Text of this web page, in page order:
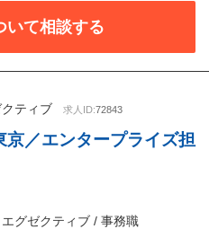
いて相談する
ティブ 求人ID:72843
／エンタープライズ担
グゼクティブ / 事務職